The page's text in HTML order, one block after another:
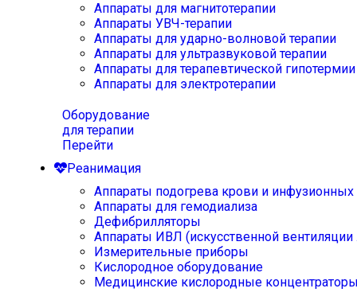
Аппараты для магнитотерапии
Аппараты УВЧ-терапии
Аппараты для ударно-волновой терапии
Аппараты для ультразвуковой терапии
Аппараты для терапевтической
Аппараты для электротерапии
Оборудование
для терапии
Перейти
Реанимация
Аппараты подогрева крови и инфузионных
Аппараты для гемодиализа
Дефибрилляторы
Аппараты ИВЛ (искусственной вентиляции
Измерительные приборы
Кислородное оборудование
Медицинские кислородные